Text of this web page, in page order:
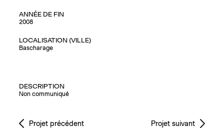
ANNÉE DE FIN
2008
LOCALISATION (VILLE)
Bascharage
DESCRIPTION
Non communiqué
Projet précédent Projet suivant